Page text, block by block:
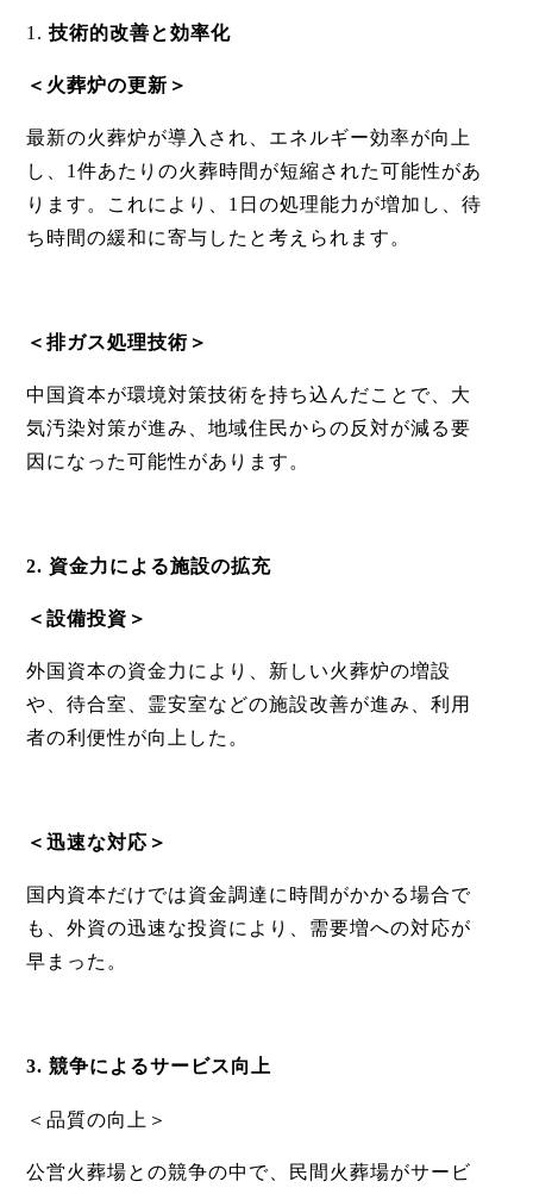
1. 技術的改善と効率化
＜火葬炉の更新＞
最新の火葬炉が導入され、エネルギー効率が向上
し、1件あたりの火葬時間が短縮された可能性があ
ります。これにより、1日の処理能力が増加し、待
ち時間の緩和に寄与したと考えられます。
＜排ガス処理技術＞
中国資本が環境対策技術を持ち込んだことで、大
気汚染対策が進み、地域住民からの反対が減る要
因になった可能性があります。
2. 資金力による施設の拡充
＜設備投資＞
外国資本の資金力により、新しい火葬炉の増設
や、待合室、霊安室などの施設改善が進み、利用
者の利便性が向上した。
＜迅速な対応＞
国内資本だけでは資金調達に時間がかかる場合で
も、外資の迅速な投資により、需要増への対応が
早まった。
3. 競争によるサービス向上
＜ 品質の向上＞
公営火葬場との競争の中で、民間火葬場がサービ